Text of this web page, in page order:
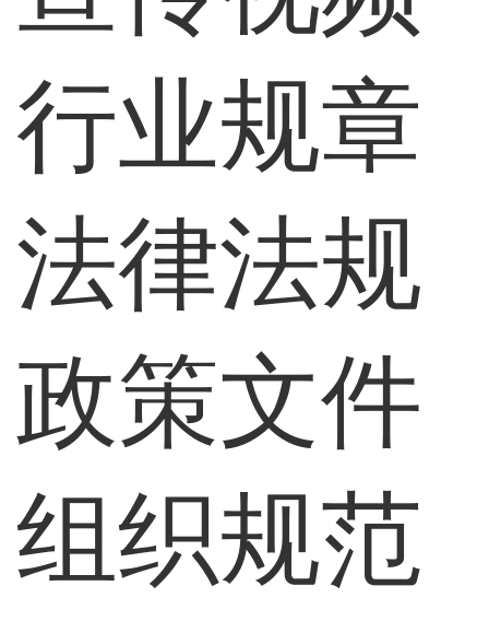
行业规章
法律法规
政策文件
组织规范